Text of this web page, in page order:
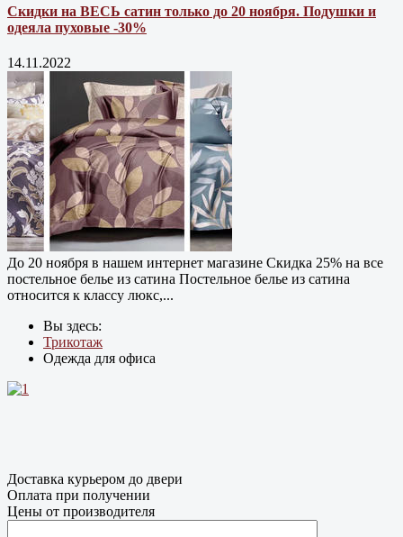
Скидки на ВЕСЬ сатин только до 20 ноября. Подушки и
одеяла пуховые -30%
14.11.2022
До 20 ноября в нашем интернет магазине Cкидка 25% на все
постельное белье из сатина Постельное белье из сатина
относится к классу люкс,...
Вы здесь:
Трикотаж
Одежда для офиса
Доставка курьером до двери
Оплата при получении
Цены от производителя